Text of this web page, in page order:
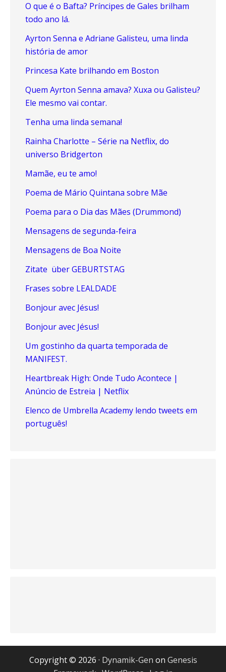
O que é o Bafta? Príncipes de Gales brilham
todo ano lá.
Ayrton Senna e Adriane Galisteu, uma linda
história de amor
Princesa Kate brilhando em Boston
Quem Ayrton Senna amava? Xuxa ou Galisteu?
Ele mesmo vai contar.
Tenha uma linda semana!
Rainha Charlotte – Série na Netflix, do
universo Bridgerton
Mamãe, eu te amo!
Poema de Mário Quintana sobre Mãe
Poema para o Dia das Mães (Drummond)
Mensagens de segunda-feira
Mensagens de Boa Noite
Zitate über GEBURTSTAG
Frases sobre LEALDADE
Bonjour avec Jésus!
Bonjour avec Jésus!
Um gostinho da quarta temporada de
MANIFEST.
Heartbreak High: Onde Tudo Acontece |
Anúncio de Estreia | Netflix
Elenco de Umbrella Academy lendo tweets em
português!
Copyright © 2026 · Dynamik-Gen on Genesis